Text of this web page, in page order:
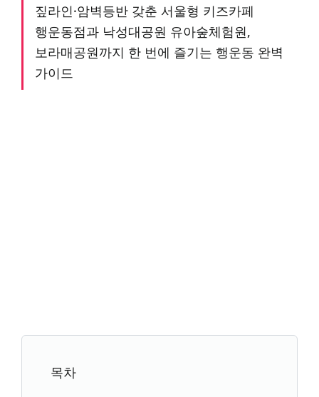
짚라인·암벽등반 갖춘 서울형 키즈카페
행운동점과 낙성대공원 유아숲체험원,
보라매공원까지 한 번에 즐기는 행운동 완벽
가이드
목차